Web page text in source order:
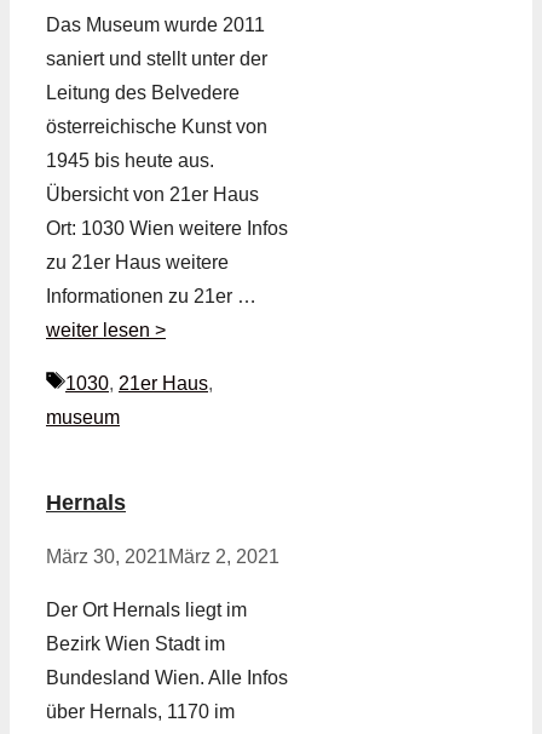
Das Museum wurde 2011
saniert und stellt unter der
Leitung des Belvedere
österreichische Kunst von
1945 bis heute aus.
Übersicht von 21er Haus
Ort: 1030 Wien weitere Infos
zu 21er Haus weitere
Informationen zu 21er …
weiter lesen >
Schlagwörter
1030, 21er Haus,
museum
Hernals
März 30, 2021März 2, 2021
Der Ort Hernals liegt im
Bezirk Wien Stadt im
Bundesland Wien. Alle Infos
über Hernals, 1170 im